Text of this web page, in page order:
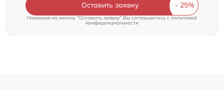
Оставить заявку
Нажимая на кнопку "Оставить заявку" Вы соглашаетесь cполитикой
конфиденциальности